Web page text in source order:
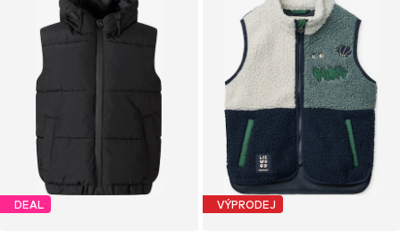
DEAL VÝPRODEJ